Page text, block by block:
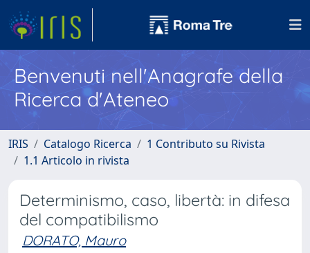
Benvenuti nell'Anagrafe della
Ricerca d'Ateneo
IRIS Catalogo Ricerca
1 Contributo su Rivista
1.1 Articolo in rivista
Determinismo, caso, libertà: in difesa
del compatibilismo
DORATO, Mauro